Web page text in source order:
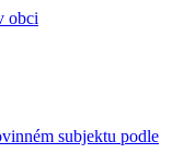
obci
subjektu podle